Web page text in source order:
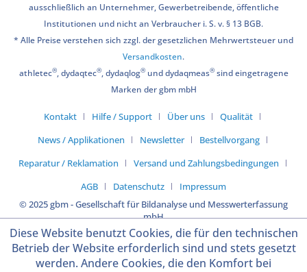
ausschließlich an Unternehmer, Gewerbetreibende, öffentliche
Institutionen und nicht an Verbraucher i. S. v. § 13 BGB.
* Alle Preise verstehen sich zzgl. der gesetzlichen Mehrwertsteuer und
Versandkosten.
athletec®, dydaqtec®, dydaqlog®und dydaqmeas®sind eingetragene
Marken der gbm mbH
Kontakt Hilfe / Support Über uns
Qualität
News / Applikationen
Newsletter
Bestellvorgang
Reparatur / Reklamation
Versand und Zahlungsbedingungen
AGB
Datenschutz
Impressum
© 2025 gbm - Gesellschaft für Bildanalyse und Messwerterfassung
mbH
Diese Website benutzt Cookies, die für den technischen
Betrieb der Website erforderlich sind und stets gesetzt
werden. Andere Cookies, die den Komfort bei